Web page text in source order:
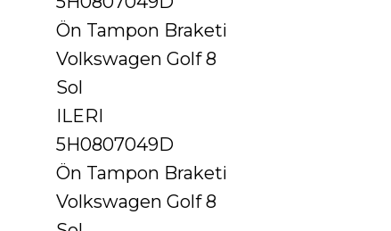
Ön Tampon Braketi
Volkswagen Golf 8
Sol
ILERI
5H0807049D
Ön Tampon Braketi
Volkswagen Golf 8